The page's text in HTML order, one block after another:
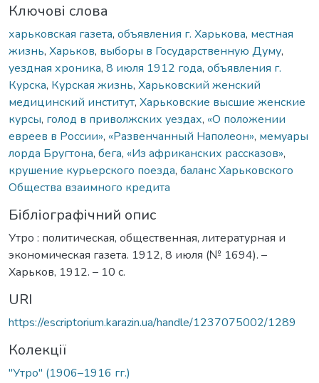
Ключові слова
харьковская газета, объявления г. Харькова, местная
жизнь, Харьков, выборы в Государственную Думу,
уездная хроника, 8 июля 1912 года, объявления г.
Курска, Курская жизнь, Харьковский женский
медицинский институт, Харьковские высшие женские
курсы, голод в приволжских уездах, «О положении
евреев в России», «Развенчанный Наполеон», мемуары
лорда Бругтона, бега, «Из африканских рассказов»,
крушение курьерского поезда, баланс Харьковского
Общества взаимного кредита
Бібліографічний опис
Утро : политическая, общественная, литературная и
экономическая газета. 1912, 8 июля (№ 1694). –
Харьков, 1912. – 10 с.
URI
https://escriptorium.karazin.ua/handle/1237075002/1289
Колекції
"Утро" (1906–1916 гг.)